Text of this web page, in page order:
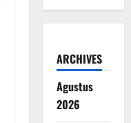
ARCHIVES
Agustus
2026